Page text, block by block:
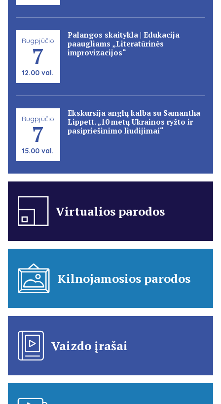
Rugpjūčio
7
12.00 val.
Palangos skaitykla | Edukacija
paaugliams „Literatūrinės
improvizacijos“
Rugpjūčio
7
15.00 val.
Ekskursija anglų kalba su Samantha
Lippett. „10 metų Ukrainos ryžto ir
pasipriešinimo liudijimai“
Virtualios parodos
Kilnojamosios parodos
Vaizdo įrašai